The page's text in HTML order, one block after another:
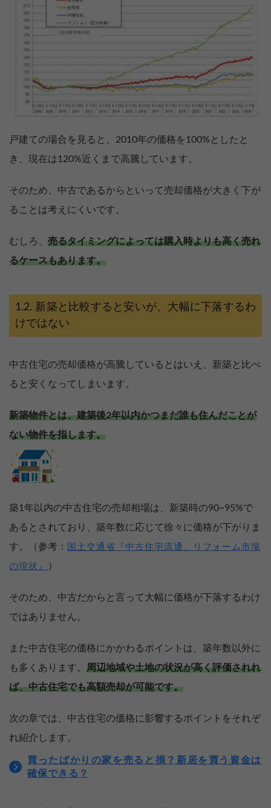
戸建ての場合を見ると、2010年の価格を100%としたと
き、現在は120%近くまで高騰しています。
そのため、中古であるからといって売却価格が大きく下が
ることは考えにくいです。
むしろ、 売るタイミングによっては購入時よりも高く売れ
るケースもあります。
新築と比較すると安いが、大幅に下落するわ
けではない
中古住宅の売却価格が高騰しているとはいえ、新築と比べ
ると安くなってしまいます。
新築物件とは、建築後2年以内かつまだ誰も住んだことが
ない物件を指します。
築1年以内の中古住宅の売却相場は、新築時の90~95%で
あるとされており、築年数に応じて徐々に価格が下がりま
す。（参考：
国土交通省『中古住宅流通、リフォーム市場
の現状』 ）
そのため、中古だからと言って大幅に価格が下落するわけ
ではありません。
また中古住宅の価格にかかわるポイントは、築年数以外に
も多くあります。 周辺地域や土地の状況が高く評価されれ
ば、中古住宅でも高額売却が可能です。
次の章では、中古住宅の価格に影響するポイントをそれぞ
れ紹介します。
買ったばかりの家を売ると損？新居を買う資金は
確保できる？